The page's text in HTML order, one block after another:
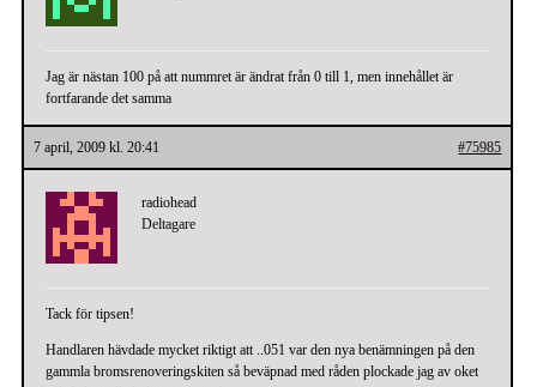
Jag är nästan 100 på att nummret är ändrat från 0 till 1, men innehållet är
fortfarande det samma
7 april, 2009 kl. 20:41 #75985
radiohead
Deltagare
Tack för tipsen!
Handlaren hävdade mycket riktigt att ..051 var den nya benämningen på den
gammla bromsrenoveringskiten så beväpnad med råden plockade jag av oket